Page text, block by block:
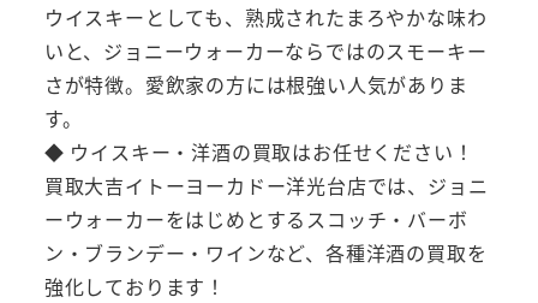
ウイスキーとしても、熟成されたまろやかな味わ
いと、ジョニーウォーカーならではのスモーキー
さが特徴。愛飲家の方には根強い人気がありま
す。
◆ ウイスキー・洋酒の買取はお任せください！
買取大吉イトーヨーカドー洋光台店では、ジョニ
ーウォーカーをはじめとするスコッチ・バーボ
ン・ブランデー・ワインなど、各種洋酒の買取を
強化しております！